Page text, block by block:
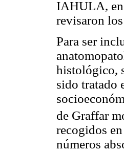
IAHULA, en
revisaron
Para ser
histológico,
sido tratado
de Graffar
recogidos
números